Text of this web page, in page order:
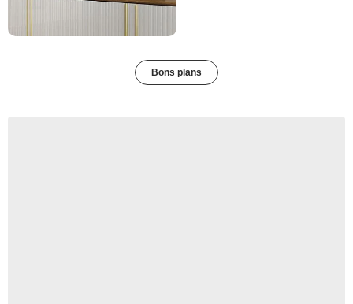
Bons plans